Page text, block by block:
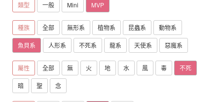
類型 一般 Mini MVP
種族 全部 無形系 植物系 昆蟲系 動物系
魚貝系 人形系 不死系 龍系 天使系 惡魔系
屬性 全部 無 火 地 水 風 毒 不死
暗 聖 念